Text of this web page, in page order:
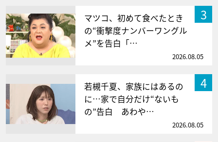
3
マツコ、初めて食べたとき
の“衝撃度ナンバーワングル
メ”を告白「…
2026.08.05
4
若槻千夏、家族にはあるの
に…家で自分だけ“ないも
の”告白 あわや…
2026.08.05